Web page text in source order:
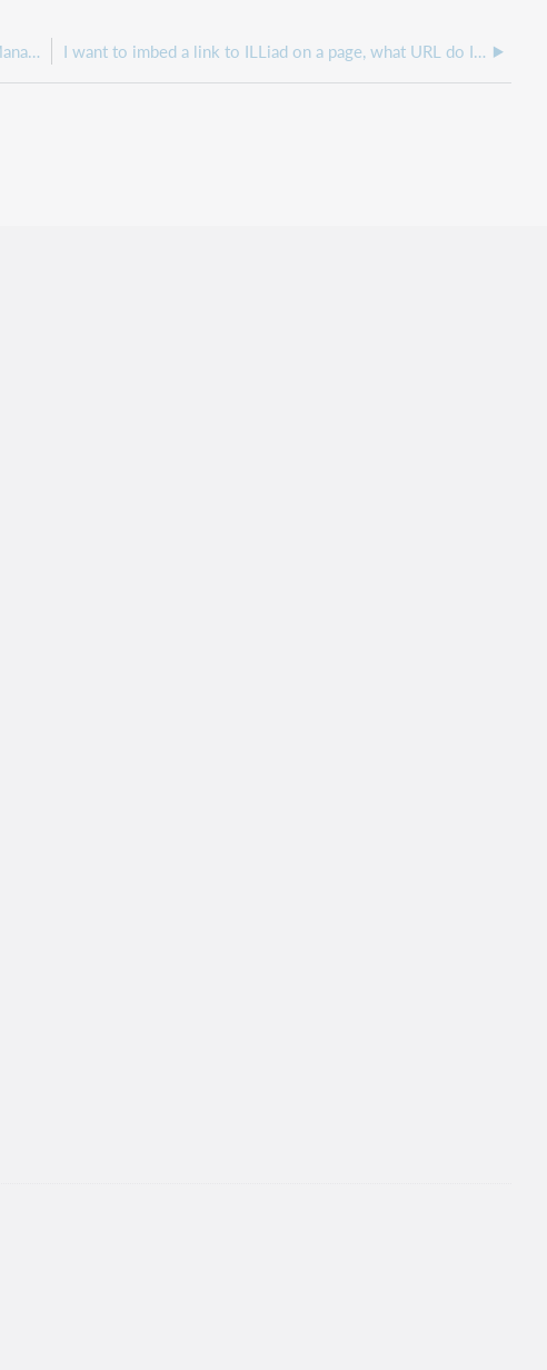
I want to delete patrons using the ILLiad Database Manager, but my query gets no results I want to imbed a link to ILLiad on a page, what URL do I use?